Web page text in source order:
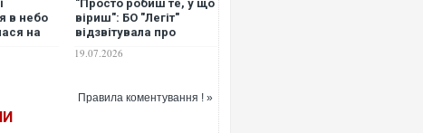
в небо
на
"Просто робиш те, у що
віриш": БО "Легіт"
відзвітувала про
військовим,
19.07.2026
Правила коментування ! »